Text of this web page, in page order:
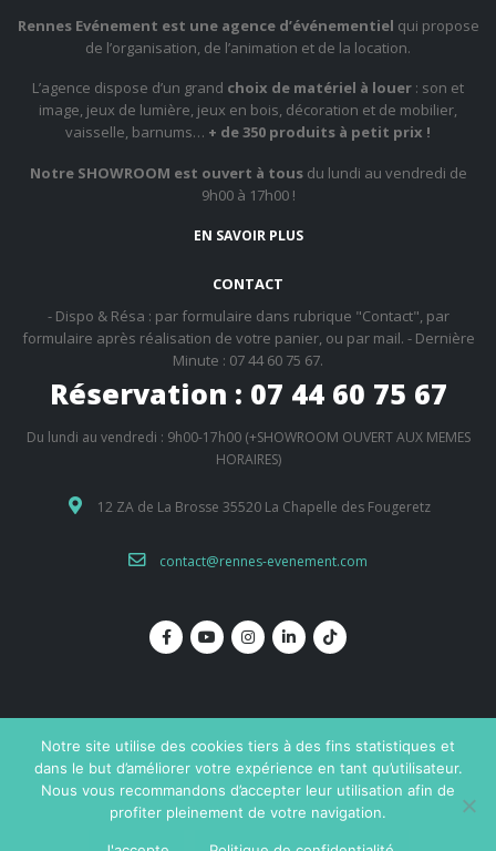
Rennes Evénement est une agence d’événementiel qui propose
de l’organisation, de l’animation et de la location.
L’agence dispose d’un grand choix de matériel à louer : son et
image, jeux de lumière, jeux en bois, décoration et de mobilier,
vaisselle, barnums… + de 350 produits à petit prix !
Notre SHOWROOM est ouvert à tousdu lundi au vendredi de
9h00 à 17h00 !
EN SAVOIR PLUS
CONTACT
- Dispo & Résa : par formulaire dans rubrique "Contact", par
formulaire après réalisation de votre panier, ou par mail. - Dernière
Minute : 07 44 60 75 67.
Réservation : 07 44 60 75 67
Du lundi au vendredi : 9h00-17h00 (+SHOWROOM OUVERT AUX MEMES
HORAIRES)
12 ZA de La Brosse 35520 La Chapelle des Fougeretz
contact@rennes-evenement.com
© Copyright 2019. RéalisationDream me up
Mentions légales Contact
Notre site utilise des cookies tiers à des fins statistiques et
dans le but d’améliorer votre expérience en tant qu’utilisateur.
Nous vous recommandons d’accepter leur utilisation afin de
profiter pleinement de votre navigation.